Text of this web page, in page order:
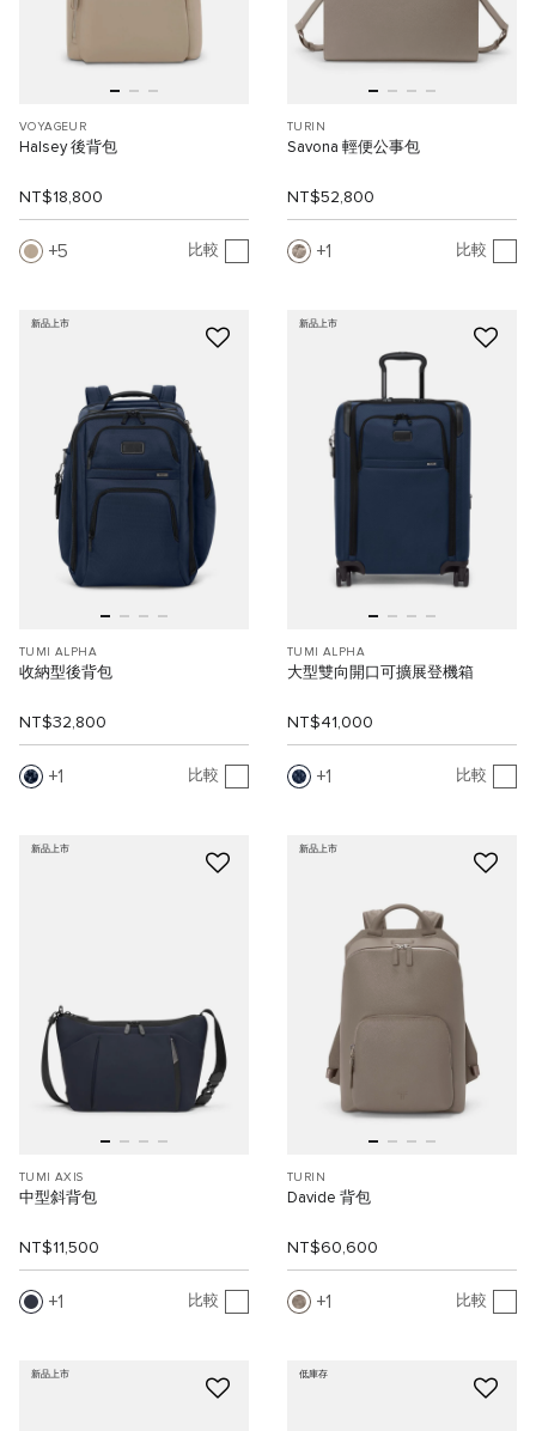
VOYAGEUR
Halsey 後背包
NT$18,800
5 比較
TURIN
Savona 輕便公事包
NT$52,800
1 比較
新品上市
TUMI ALPHA
收納型後背包
NT$32,800
1 比較
新品上市
TUMI ALPHA
大型雙向開口可擴展登機箱
NT$41,000
1 比較
新品上市
TUMI AXIS
中型斜背包
NT$11,500
1 比較
新品上市
TURIN
Davide 背包
NT$60,600
1 比較
新品上市 低庫存